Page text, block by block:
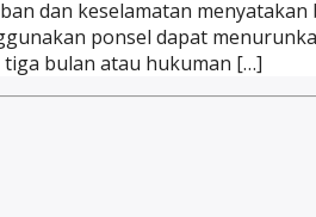
dan keselamatan
ponsel dapat
bulan atau hukuman […]